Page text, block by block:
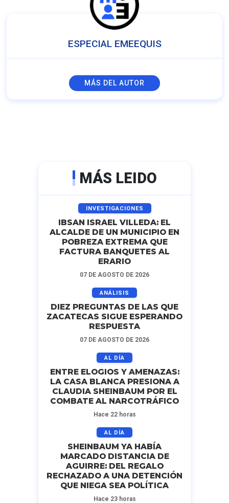
ESPECIAL EMEEQUIS
MÁS DEL AUTOR
MÁS LEIDO
INVESTIGACIONES
IBSAN ISRAEL VILLEDA: EL
ALCALDE DE UN MUNICIPIO EN
POBREZA EXTREMA QUE
FACTURA BANQUETES AL
ERARIO
07 DE AGOSTO DE 2026
ANÁLISIS
DIEZ PREGUNTAS DE LAS QUE
ZACATECAS SIGUE ESPERANDO
RESPUESTA
07 DE AGOSTO DE 2026
AL DÍA
ENTRE ELOGIOS Y AMENAZAS:
LA CASA BLANCA PRESIONA A
CLAUDIA SHEINBAUM POR EL
COMBATE AL NARCOTRÁFICO
Hace 22 horas
AL DÍA
SHEINBAUM YA HABÍA
MARCADO DISTANCIA DE
AGUIRRE: DEL REGALO
RECHAZADO A UNA DETENCIÓN
QUE NIEGA SEA POLÍTICA
Hace 23 horas